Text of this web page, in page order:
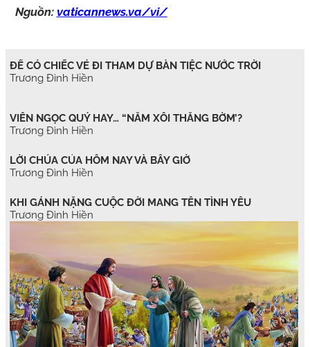
Nguồn: vaticannews.va/vi/
ĐỂ CÓ CHIẾC VÉ ĐI THAM DỰ BÀN TIỆC NƯỚC TRỜI
Trương Đình Hiền
VIÊN NGỌC QUÝ HAY… “NẮM XÔI THẰNG BỜM’?
Trương Đình Hiền
LỜI CHÚA CỦA HÔM NAY VÀ BÂY GIỜ
Trương Đình Hiền
KHI GÁNH NẶNG CUỘC ĐỜI MANG TÊN TÌNH YÊU
Trương Đình Hiền